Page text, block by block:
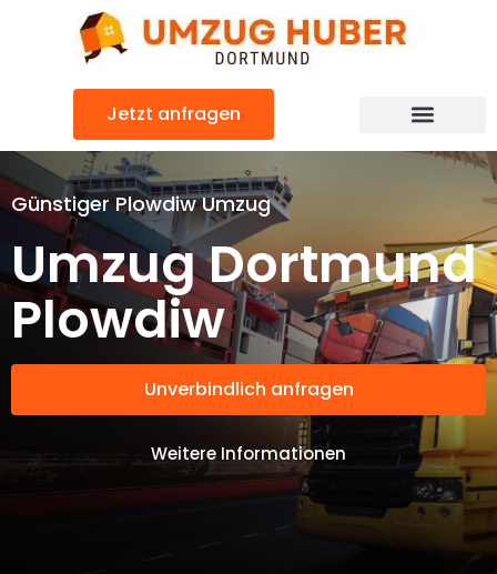
Jetzt anfragen
Günstiger Plowdiw Umzug
Umzug Dortmund
Plowdiw
Unverbindlich anfragen
Weitere Informationen